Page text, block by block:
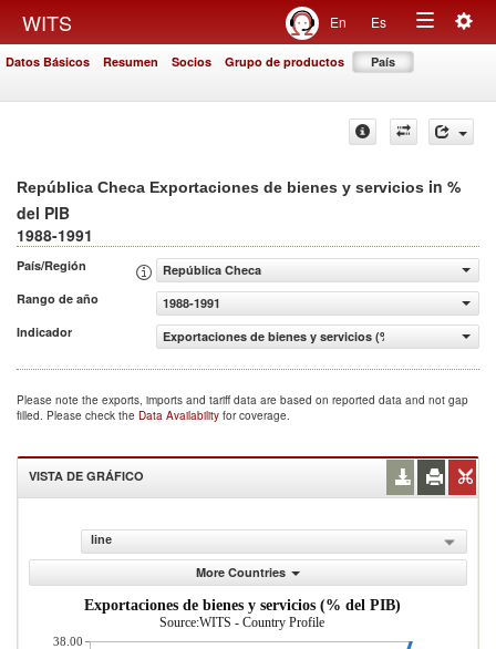
WITS En Es
Toggle
Datos Básicos Resumen Socios Grupo de productos País
República Checa Exportaciones de bienes y servicios in %
del PIB
1988-1991
País/Región
República Checa
Rango de año
1988-1991
Indicador
Exportaciones de bienes y servicios (% del PIB)
Please note the exports, imports and tariff data are based on reported data and not gap
filled. Please check the Data Availability for coverage.
VISTA DE GRÁFICO
line
More Countries
Exportaciones de bienes y servicios (% del PIB)
Source:WITS - Country Profile
38.00